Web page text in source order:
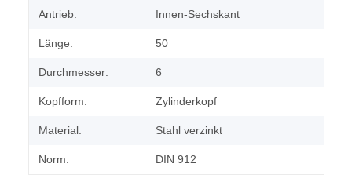
Antrieb: Innen-Sechskant
Länge: 50
Durchmesser: 6
Kopfform: Zylinderkopf
Material: Stahl verzinkt
Norm: DIN 912